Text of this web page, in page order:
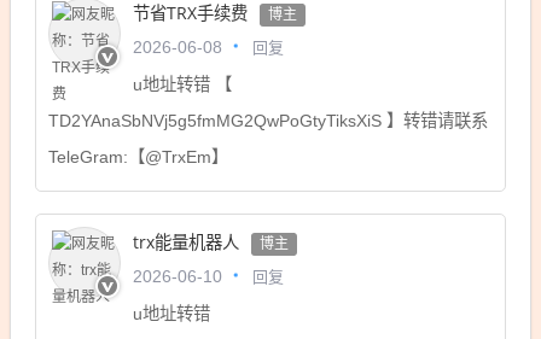
节省TRX手续费 博主
2026-06-08 回复
u地址转错 【
TD2YAnaSbNVj5g5fmMG2QwPoGtyTiksXiS 】转错请联系
TeleGram:【@TrxEm】
trx能量机器人 博主
2026-06-10 回复
u地址转错